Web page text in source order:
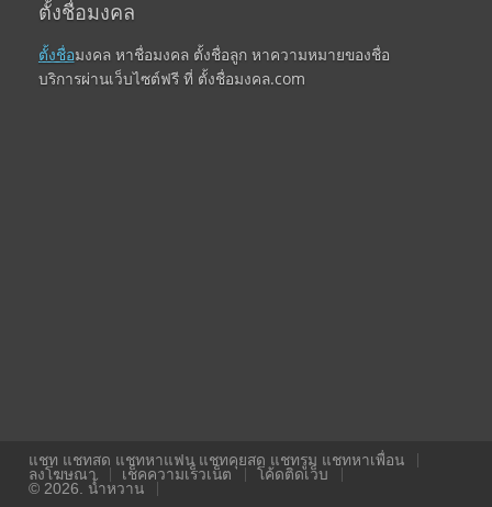
ตั้งชื่อมงคล
ตั้งชื่อมงคล หาชื่อมงคล ตั้งชื่อลูก หาความหมายของชื่อ
บริการผ่านเว็บไซต์ฟรี ที่ ตั้งชื่อมงคล.com
แชท แชทสด แชทหาแฟน แชทคุยสด แชทรูม แชทหาเพื่อน
ลงโฆษณา
เช็คความเร็วเน็ต
โค้ดติดเว็บ
© 2026. น้ำหวาน